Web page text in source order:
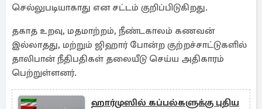
செல்லுபடியாகாது என சட்டம் குறிப்பிடுகிறது.
தகாத உறவு, மதமாற்றம், நீண்டகாலம் கணவன்
இல்லாதது, மற்றும் ஜிஹார் போன்ற குற்றச்சாட்டுகளில்
தாலிபான் நீதிபதிகள் தலையீடு செய்ய அதிகாரம்
பெற்றுள்ளனர்.
ஹார்முஸில் கப்பல்களுக்கு புதிய